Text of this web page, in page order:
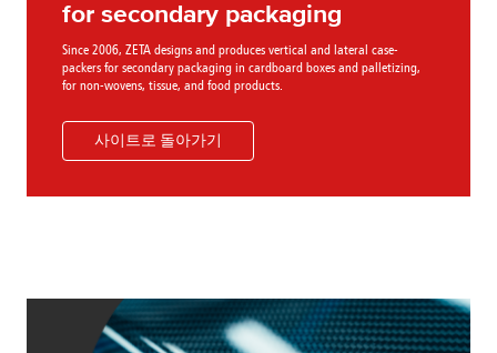
for secondary packaging
Since 2006, ZETA designs and produces vertical and lateral case-
packers for secondary packaging in cardboard boxes and palletizing,
for non-wovens, tissue, and food products.
사이트로 돌아가기